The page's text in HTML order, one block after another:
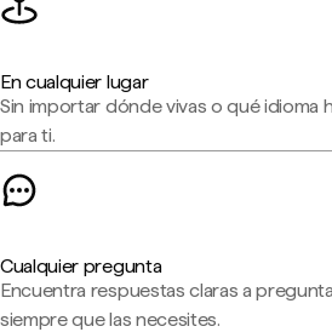
En cualquier lugar
Sin importar dónde vivas o qué idioma
para ti.
Cualquier pregunta
Encuentra respuestas claras a
siempre que las necesites.